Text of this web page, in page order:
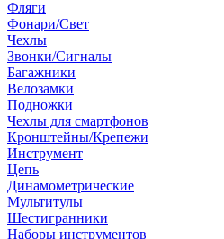
Фляги
Фонари/Свет
Чехлы
Звонки/Сигналы
Багажники
Велозамки
Подножки
Чехлы для смартфонов
Кронштейны/Крепежи
Инструмент
Цепь
Динамометрические
Мультитулы
Шестигранники
Наборы инструментов